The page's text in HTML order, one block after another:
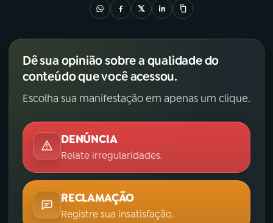
Dê sua opinião sobre a qualidade do
conteúdo que você acessou.
Escolha sua manifestação em apenas um clique.
DENÚNCIA
Relate irregularidades.
RECLAMAÇÃO
Registre sua insatisfação.